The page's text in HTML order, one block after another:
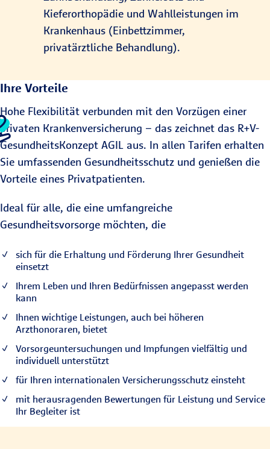
Kieferorthopädie und Wahlleistungen im
Krankenhaus (Einbettzimmer,
privatärztliche Behandlung).
Ihre Vorteile
Hohe Flexibilität verbunden mit den Vorzügen einer
privaten Krankenversicherung – das zeichnet das R+V-
GesundheitsKonzept AGIL aus. In allen Tarifen erhalten
Sie umfassenden Gesundheitsschutz und genießen die
Vorteile eines Privatpatienten.
Ideal für alle, die eine umfangreiche
Gesundheitsvorsorge möchten, die
sich für die Erhaltung und Förderung Ihrer Gesundheit
einsetzt
Ihrem Leben und Ihren Bedürfnissen angepasst werden
kann
Ihnen wichtige Leistungen, auch bei höheren
Arzthonoraren, bietet
Vorsorgeuntersuchungen und Impfungen vielfältig und
individuell unterstützt
für Ihren internationalen Versicherungsschutz einsteht
mit herausragenden Bewertungen für Leistung und Service
Ihr Begleiter ist